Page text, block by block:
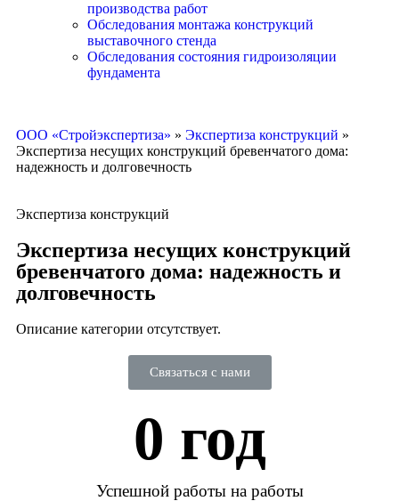
производства работ
Обследования монтажа конструкций
выставочного стенда
Обследования состояния гидроизоляции
фундамента
ООО «Стройэкспертиза» » Экспертиза конструкций »
Экспертиза несущих конструкций бревенчатого дома:
надежность и долговечность
Экспертиза конструкций
Экспертиза несущих конструкций
бревенчатого дома: надежность и
долговечность
Описание категории отсутствует.
Связаться с нами
0 год
Успешной работы на работы